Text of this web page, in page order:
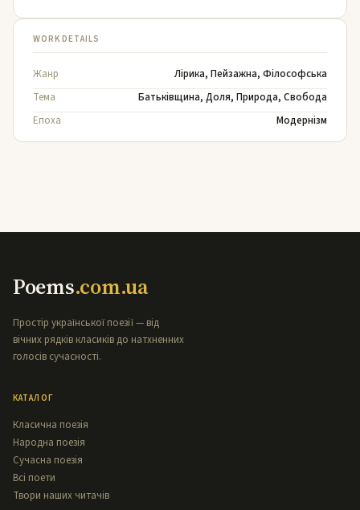
WORK DETAILS
Жанр Лірика, Пейзажна, Філософська
Тема
Батьківщина, Доля, Природа, Свобода
Епоха
Модернізм
Poems.com.ua
Простір української поезії — від
вічних рядків класиків до натхненних
голосів сучасності.
КАТАЛОГ
Класична поезія
Народна поезія
Сучасна поезія
Всі поети
Твори наших читачів